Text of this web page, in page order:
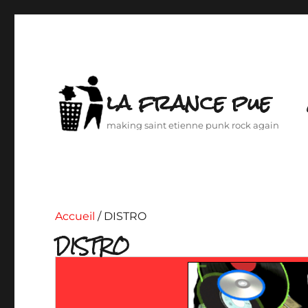
la france pue
making saint etienne punk rock again
Accueil / DISTRO
DISTRO